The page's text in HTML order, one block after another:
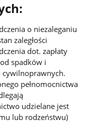
o niezaleganiu
zaległości
dot. zapłaty
spadków i
cywilnoprawnych.
pełnomocnictwa
udzielane jest
lub rodzeństwu)